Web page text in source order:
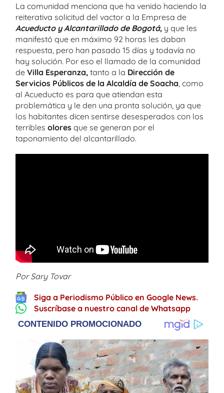
La comunidad menciona que ha venido haciendo la
reiterativa solicitud del vactor a la Empresa de
Acueducto y Alcantarillado de Bogotá, y que les
manifestó que en máximo 92 horas les daban
respuesta, pero han pasado 15 días y todavía no
hay solución. Por eso el llamado de la comunidad
de Villa Esperanza, tanto a la Dirección de
Servicios Públicos de la Alcaldía de Soacha , como
al Acueducto es para que atiendan esta
problemática y le den una pronta solución, ya que
los habitantes dicen sentirse desesperados con los
terribles olores que se generan por el
taponamiento del alcantarillado.
Por Sary Tovar
Siga a Periodismo Público en Google News.
Suscríbase a nuestro canal de Whatsapp